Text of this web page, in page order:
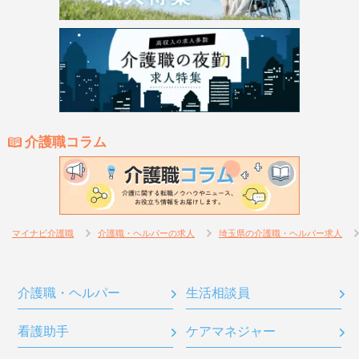
介護職コラム
マイナビ介護職 介護職・ヘルパーの求人 埼玉県の介護職・ヘルパー求人
介護職・ヘルパー 生活相談員
看護助手 ケアマネジャー